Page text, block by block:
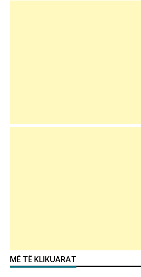
MË TË KLIKUARAT